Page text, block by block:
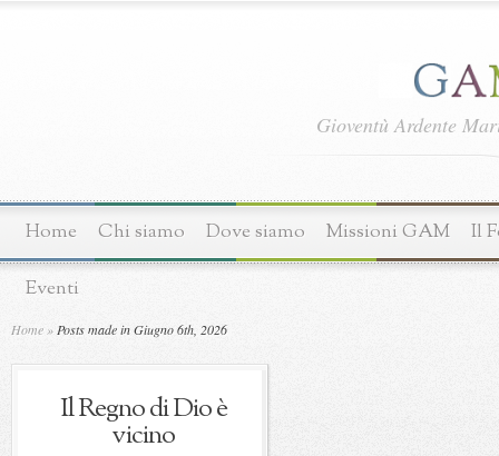
Gioventù Ardente
Home Chi siamo Dove siamo Missioni GAM Il
Eventi
Home » Posts made in Giugno 6th, 2026
Il Regno di Dio è
vicino